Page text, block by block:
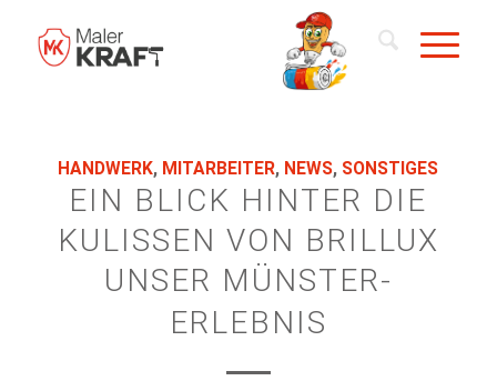
HANDWERK, MITARBEITER, NEWS, SONSTIGES
EIN BLICK HINTER DIE
KULISSEN VON BRILLUX
UNSER MÜNSTER-
ERLEBNIS